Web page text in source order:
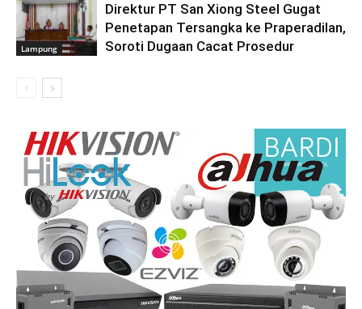
Lampung
Direktur PT San Xiong Steel Gugat
Penetapan Tersangka ke Praperadilan,
Soroti Dugaan Cacat Prosedur